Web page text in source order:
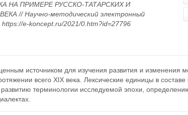
НА ПРИМЕРЕ РУССКО-ТАТАРСКИХ И
// Научно-методический электронный
e-koncept.ru/2021/0.htm?id=27796
источником для изучения развития и изменения
всего XIX века. Лексические единицы в
терминологии исследуемой эпохи,